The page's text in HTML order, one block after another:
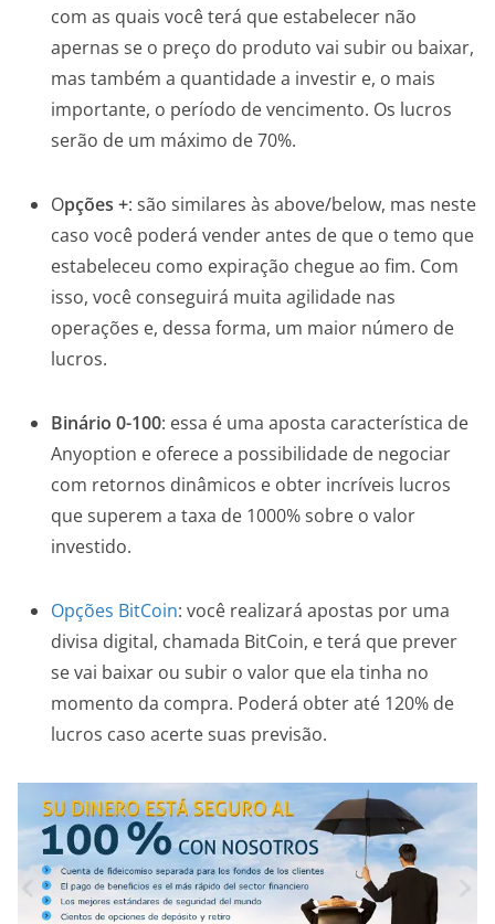
com as quais você terá que estabelecer não
apernas se o preço do produto vai subir ou baixar,
mas também a quantidade a investir e, o mais
importante, o período de vencimento. Os lucros
serão de um máximo de 70%.
Opções +: são similares às above/below, mas neste
caso você poderá vender antes de que o temo que
estabeleceu como expiração chegue ao fim. Com
isso, você conseguirá muita agilidade nas
operações e, dessa forma, um maior número de
lucros.
Binário 0-100: essa é uma aposta característica de
Anyoption e oferece a possibilidade de negociar
com retornos dinâmicos e obter incríveis lucros
que superem a taxa de 1000% sobre o valor
investido.
Opções BitCoin: você realizará apostas por uma
divisa digital, chamada BitCoin, e terá que prever
se vai baixar ou subir o valor que ela tinha no
momento da compra. Poderá obter até 120% de
lucros caso acerte suas previsão.